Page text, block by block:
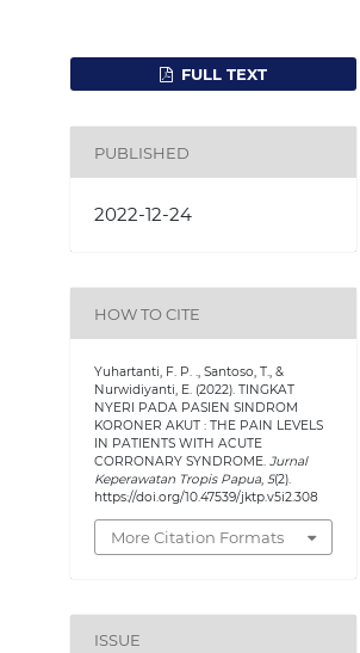
FULL TEXT
PUBLISHED
2022-12-24
HOW TO CITE
Yuhartanti, F. P. ., Santoso, T., &
Nurwidiyanti, E. (2022). TINGKAT
NYERI PADA PASIEN SINDROM
KORONER AKUT : THE PAIN LEVELS
IN PATIENTS WITH ACUTE
CORRONARY SYNDROME.Jurnal
Keperawatan Tropis Papua,5(2).
https://doi.org/10.47539/jktp.v5i2.308
More Citation Formats
ISSUE